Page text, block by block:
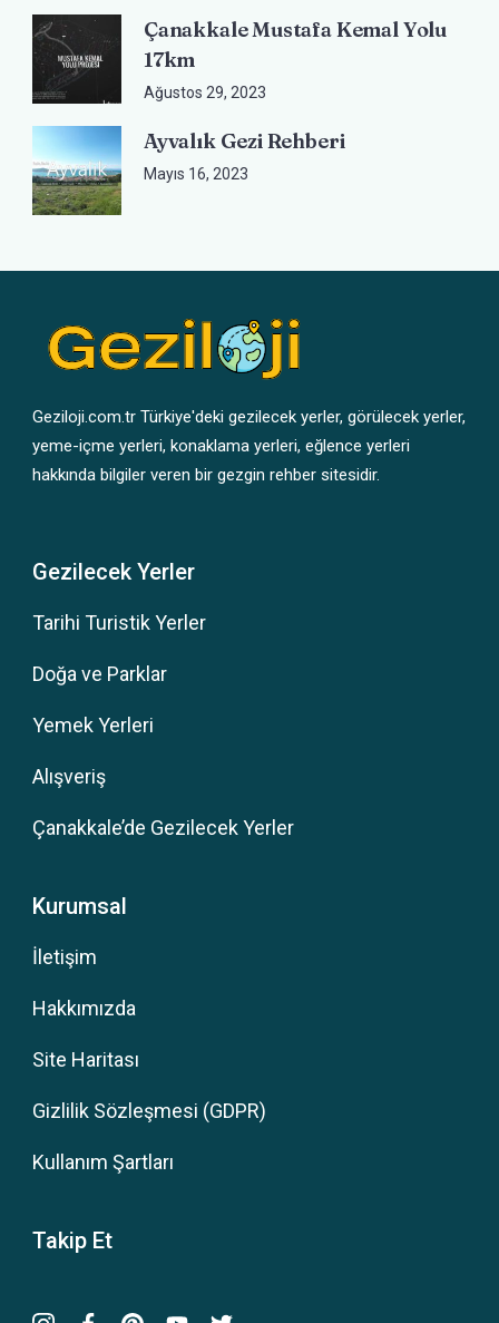
Çanakkale Mustafa Kemal Yolu
17km
Ağustos 29, 2023
Ayvalık Gezi Rehberi
Mayıs 16, 2023
Geziloji.com.tr Türkiye'deki gezilecek yerler, görülecek yerler,
yeme-içme yerleri, konaklama yerleri, eğlence yerleri
hakkında bilgiler veren bir gezgin rehber sitesidir.
Gezilecek Yerler
Tarihi Turistik Yerler
Doğa ve Parklar
Yemek Yerleri
Alışveriş
Çanakkale’de Gezilecek Yerler
Kurumsal
İletişim
Hakkımızda
Site Haritası
Gizlilik Sözleşmesi (GDPR)
Kullanım Şartları
Takip Et